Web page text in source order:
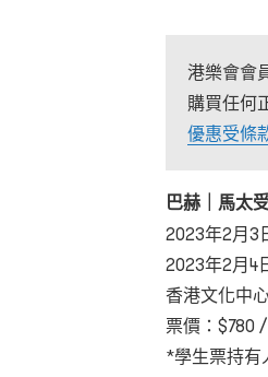
港樂會會
購買任何
優惠受條
巴赫｜馬太
2023年2月3
2023年2月4
香港文化中
票價：$780
*學生票持有